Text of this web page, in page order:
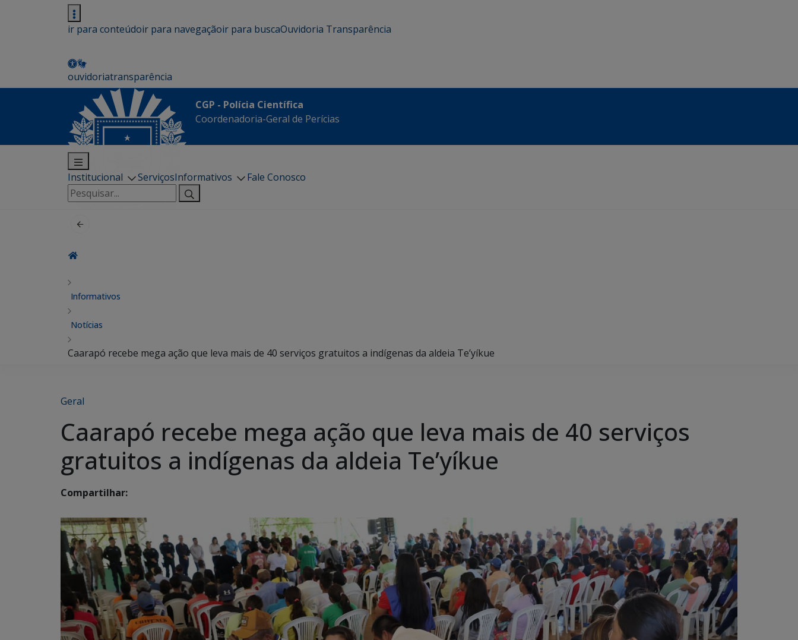
ir para conteúdoir para navegaçãoir para buscaOuvidoria Transparência
ouvidoriatransparência
CGP - Polícia Científica
Coordenadoria-Geral de Perícias
Institucional ServiçosInformativos
Fale Conosco
Pesquisar
por:
Informativos
Notícias
Caarapó recebe mega ação que leva mais de 40 serviços gratuitos a indígenas da aldeia Te’yíkue
Geral
Caarapó recebe mega ação que leva mais de 40 serviços
gratuitos a indígenas da aldeia Te’yíkue
Compartilhar: